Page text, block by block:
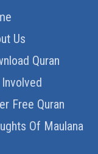
Us
Quran
Free Quran
Of Maulana